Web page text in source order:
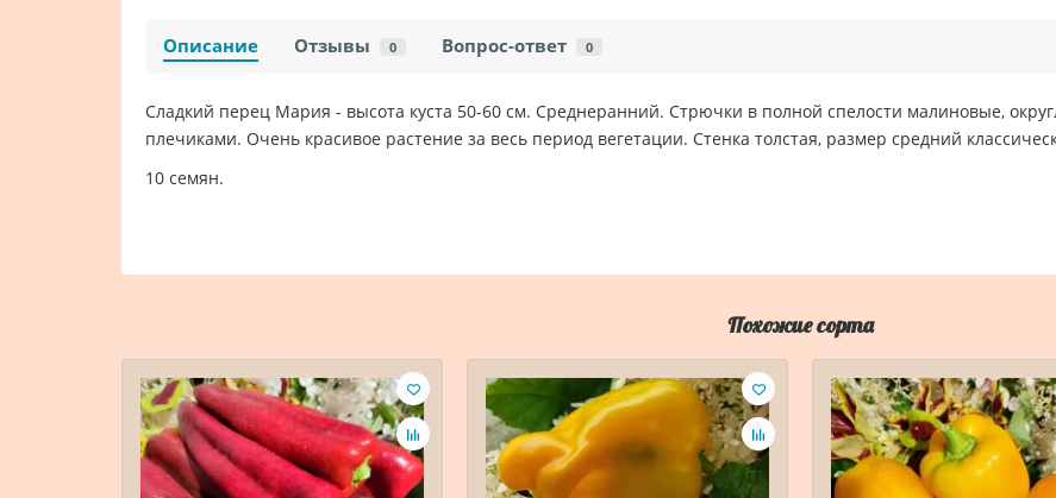
Описание Отзывы 0 Вопрос-ответ 0
Сладкий перец Мария - высота куста 50-60 см. Среднеранний. Стрючки в полной спелости малиновые,
плечиками. Очень красивое растение за весь период вегетации. Стенка толстая, размер средний
10 семян.
Похожие сорта